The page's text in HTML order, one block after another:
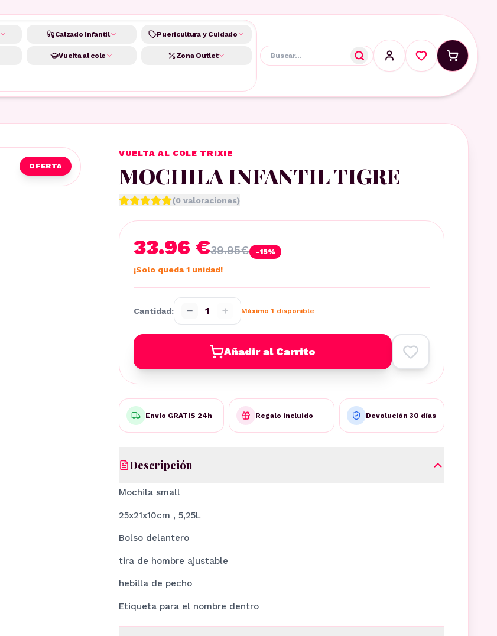
Calzado Infantil Puericultura y Cuidado
Vuelta al cole Zona Outlet
OFERTA
VUELTA AL COLE TRIXIE
MOCHILA INFANTIL TIGRE
(0 valoraciones)
33.96 €39.95€ -15%
¡Solo queda 1 unidad!
Cantidad: − 1 + Máximo 1 disponible
Añadir al Carrito
Envío GRATIS 24h Regalo incluido Devolución 30 días
Descripción
Mochila small
25x21x10cm , 5,25L
Bolso delantero
tira de hombre ajustable
hebilla de pecho
Etiqueta para el nombre dentro